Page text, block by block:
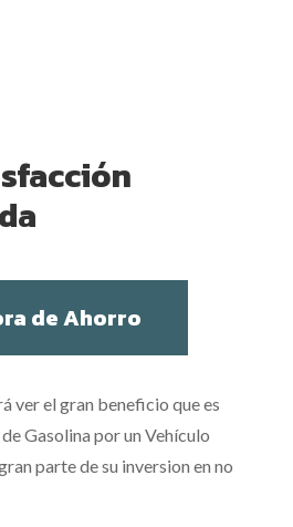
de Ahorro
ver el gran beneficio que es
Gasolina por un Vehículo
parte de su inversion en no